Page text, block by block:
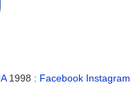
1998 : Facebook Instagram